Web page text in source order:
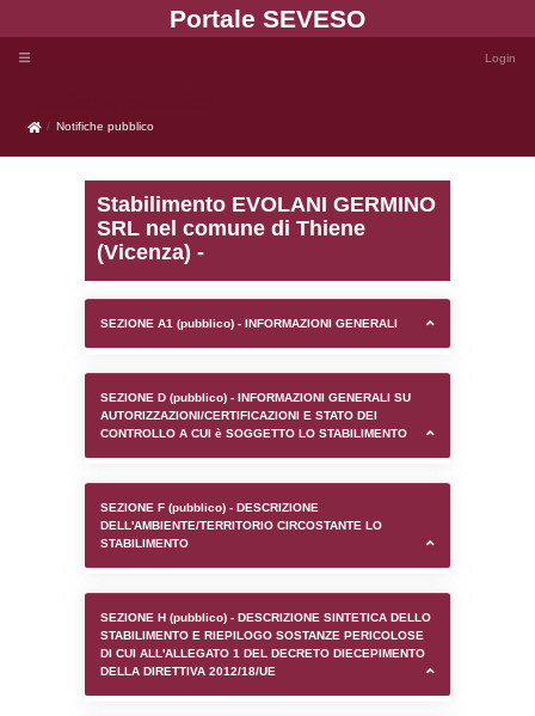
Portale
Notifiche pubblico
Notifiche pubblico
Stabilimento EVOLANI
SRL nel comune di
(Vicenza) -
SEZIONE D (pubblico) - INFORMAZIONI
AUTORIZZAZIONI/CERTIFICAZIONI E
CONTROLLO A CUI è SOGGETTO LO